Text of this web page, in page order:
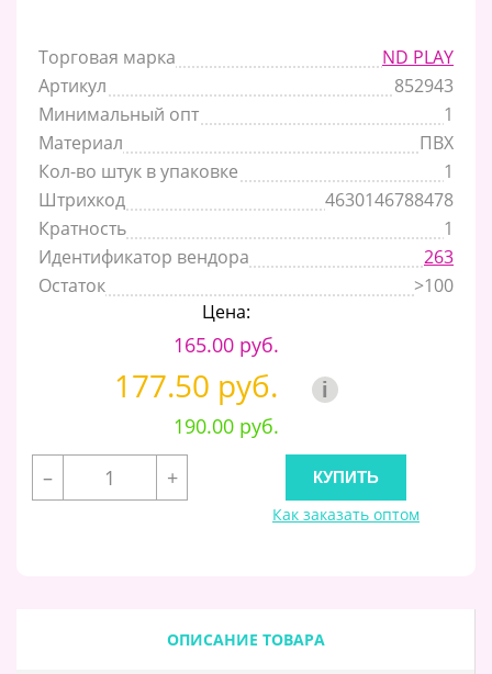
Торговая марка
ND PLAY
Артикул
852943
Минимальный опт
1
Материал
ПВХ
Кол-во штук в упаковке
1
Штрихкод
4630146788478
Кратность
1
Идентификатор вендора
263
Остаток
>100
Цена:
165.00 руб.
177.50 руб. i
190.00 руб.
–
+
Как заказать оптом
ОПИСАНИЕ ТОВАРА